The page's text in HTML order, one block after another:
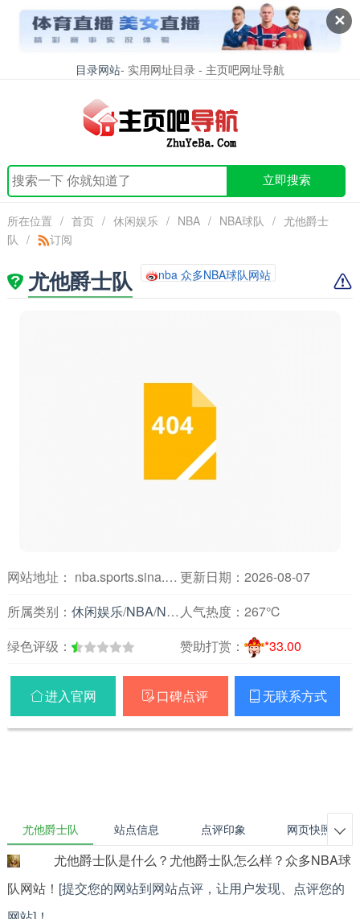
✕
目录网站- 实用网址目录 - 主页吧网址导航
立即搜索
所在位置 / 首页 / 休闲娱乐 / NBA / NBA球队 / 尤他爵士
队 / 订阅
尤他爵士队 nba 众多NBA球队网站
网站地址： nba.sports.sina.com.cn 更新日期：2026-08-07
所属类别： 休闲娱乐/NBA/NBA球队 人气热度： 267℃
绿色评级：
赞助打赏： *33.00
进入官网  口碑点评  无联系方式
尤他爵士队 站点信息 点评印象 网页快照 
尤他爵士队是什么？尤他爵士队怎么样？众多NBA球
队网站！ [提交您的网站到网站点评，让用户发现、点评您的